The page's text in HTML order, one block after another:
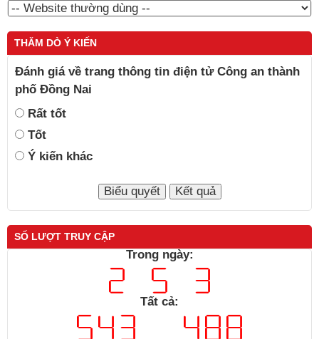
THĂM DÒ Ý KIẾN
Đánh giá về trang thông tin điện tử Công an thành
phố Đồng Nai
Rất tốt
Tốt
Ý kiến khác
SỐ LƯỢT TRUY CẬP
Trong ngày:
Tất cả: